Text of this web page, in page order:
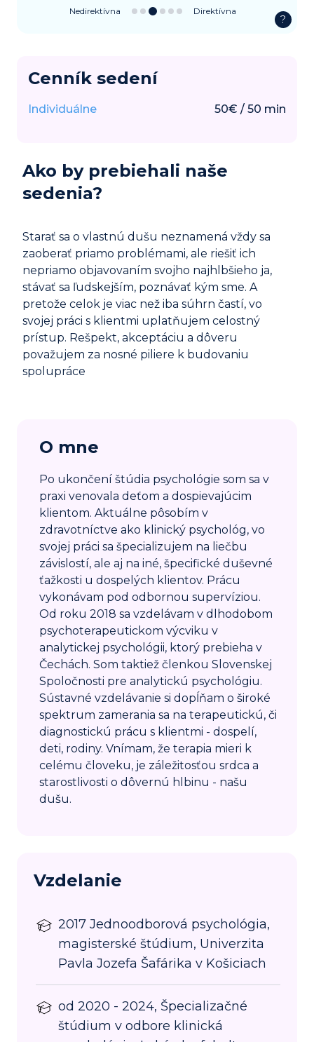
Nedirektívna Direktívna
?
Cenník sedení
Individuálne 50€ / 50 min
Ako by prebiehali naše
sedenia?
Starať sa o vlastnú dušu neznamená vždy sa
zaoberať priamo problémami, ale riešiť ich
nepriamo objavovaním svojho najhlbšieho ja,
stávať sa ľudskejším, poznávať kým sme. A
pretože celok je viac než iba súhrn častí, vo
svojej práci s klientmi uplatňujem celostný
prístup. Rešpekt, akceptáciu a dôveru
považujem za nosné piliere k budovaniu
spolupráce
O mne
Po ukončení štúdia psychológie som sa v
praxi venovala deťom a dospievajúcim
klientom. Aktuálne pôsobím v
zdravotníctve ako klinický psychológ, vo
svojej práci sa špecializujem na liečbu
závislostí, ale aj na iné, špecifické duševné
ťažkosti u dospelých klientov. Prácu
vykonávam pod odbornou supervíziou.
Od roku 2018 sa vzdelávam v dlhodobom
psychoterapeutickom výcviku v
analytickej psychológii, ktorý prebieha v
Čechách. Som taktiež členkou Slovenskej
Spoločnosti pre analytickú psychológiu.
Sústavné vzdelávanie si dopĺňam o široké
spektrum zamerania sa na terapeutickú, či
diagnostickú prácu s klientmi - dospelí,
deti, rodiny. Vnímam, že terapia mieri k
celému človeku, je záležitosťou srdca a
starostlivosti o dôvernú hlbinu - našu
dušu.
Vzdelanie
2017 Jednoodborová psychológia,
magisterské štúdium, Univerzita
Pavla Jozefa Šafárika v Košiciach
od 2020 - 2024, Špecializačné
štúdium v odbore klinická